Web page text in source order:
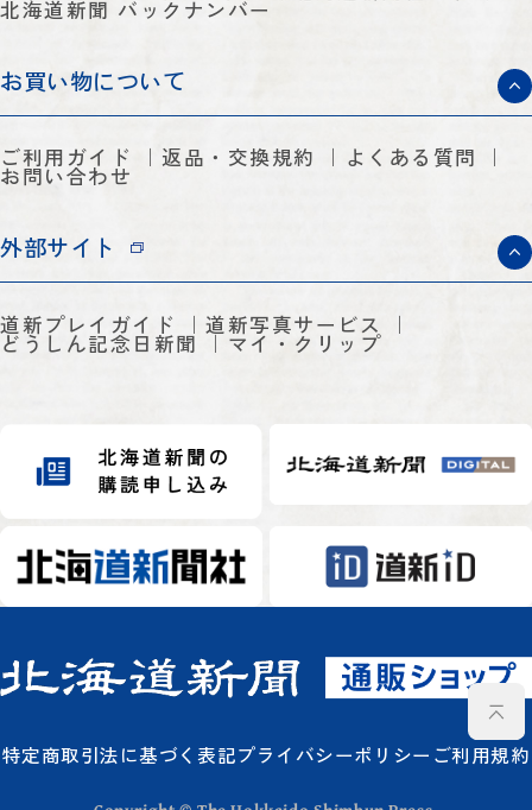
北海道新聞 バックナンバー
お買い物について
ご利用ガイド 返品・交換規約 よくある質問
お問い合わせ
外部サイト
道新プレイガイド 道新写真サービス
どうしん記念日新聞 マイ・クリップ
特定商取引法に基づく表記プライバシーポリシー ご利用規約